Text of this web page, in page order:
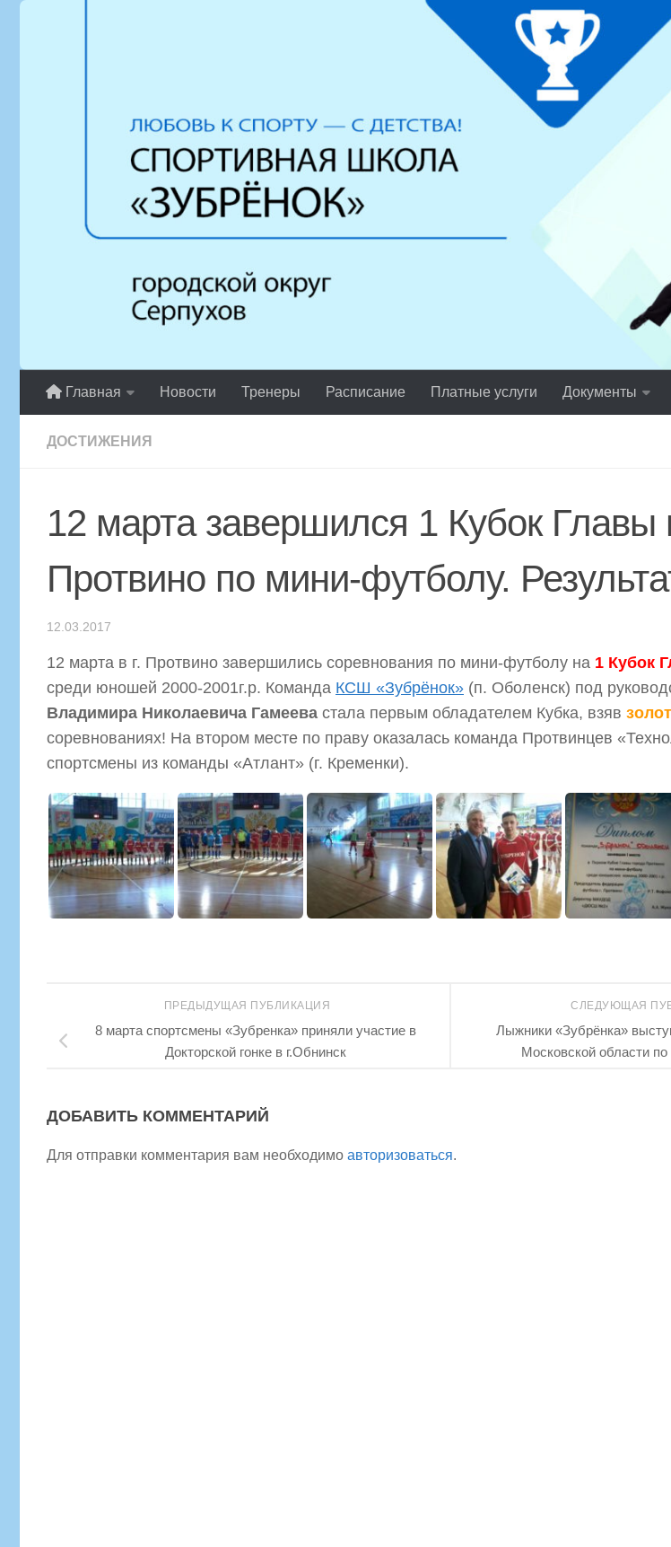
Главная Новости Тренеры Расписание Платные услуги Документы
ДОСТИЖЕНИЯ
12 марта завершился 1 Кубок Главы
Протвино по мини-футболу.
12.03.2017
12 марта в г. Протвино завершились соревнования по мини-футболу на 1 Кубок
среди юношей 2000-2001г.р. Команда КСШ «Зубрёнок» (п. Оболенск) под
Владимира Николаевича Гамеева стала первым обладателем Кубка, взяв
соревнованиях! На втором месте по праву оказалась команда Протвинцев
спортсмены из команды «Атлант» (г. Кременки).
СЛЕДУЮЩАЯ
Лыжники «Зубрёнка»
Московской области
ПРЕДЫДУЩАЯ ПУБЛИКАЦИЯ
8 марта спортсмены «Зубренка» приняли участие в
Докторской гонке в г.Обнинск
ДОБАВИТЬ КОММЕНТАРИЙ
Для отправки комментария вам необходимо авторизоваться.